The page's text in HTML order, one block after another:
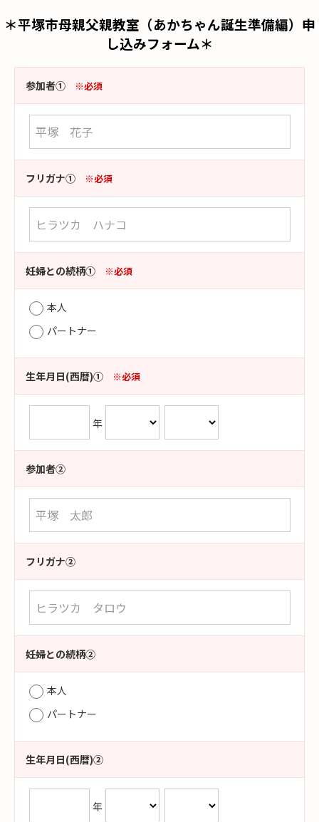
＊平塚市母親父親教室（あかちゃん誕生準備編）申
し込みフォーム＊
参加者① ※必須
フリガナ① ※必須
妊婦との続柄① ※必須
本人
パートナー
生年月日(西暦)① ※必須
年
参加者②
フリガナ②
妊婦との続柄②
本人
パートナー
生年月日(西暦)②
年